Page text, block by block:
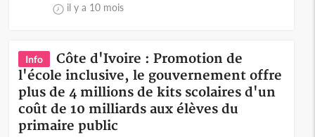
il y a 10 mois
Info
Côte d'Ivoire : Promotion de
l'école inclusive, le gouvernement offre
plus de 4 millions de kits scolaires d'un
coût de 10 milliards aux élèves du
primaire public